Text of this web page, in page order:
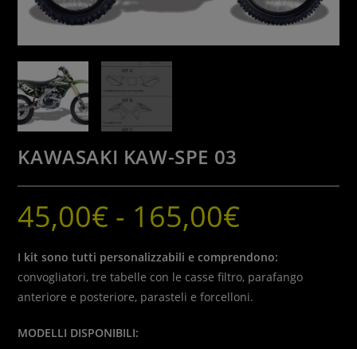
KAWASAKI KAW-SPE 03
45,00€ - 165,00€
45,00€
a
165,00€
I kit sono tutti personalizzabili e comprendono:
convogliatori, tre tabelle con le casse filtro, parafango
anteriore e posteriore, parasteli e forcelloni.
MODELLI DISPONIBILI: